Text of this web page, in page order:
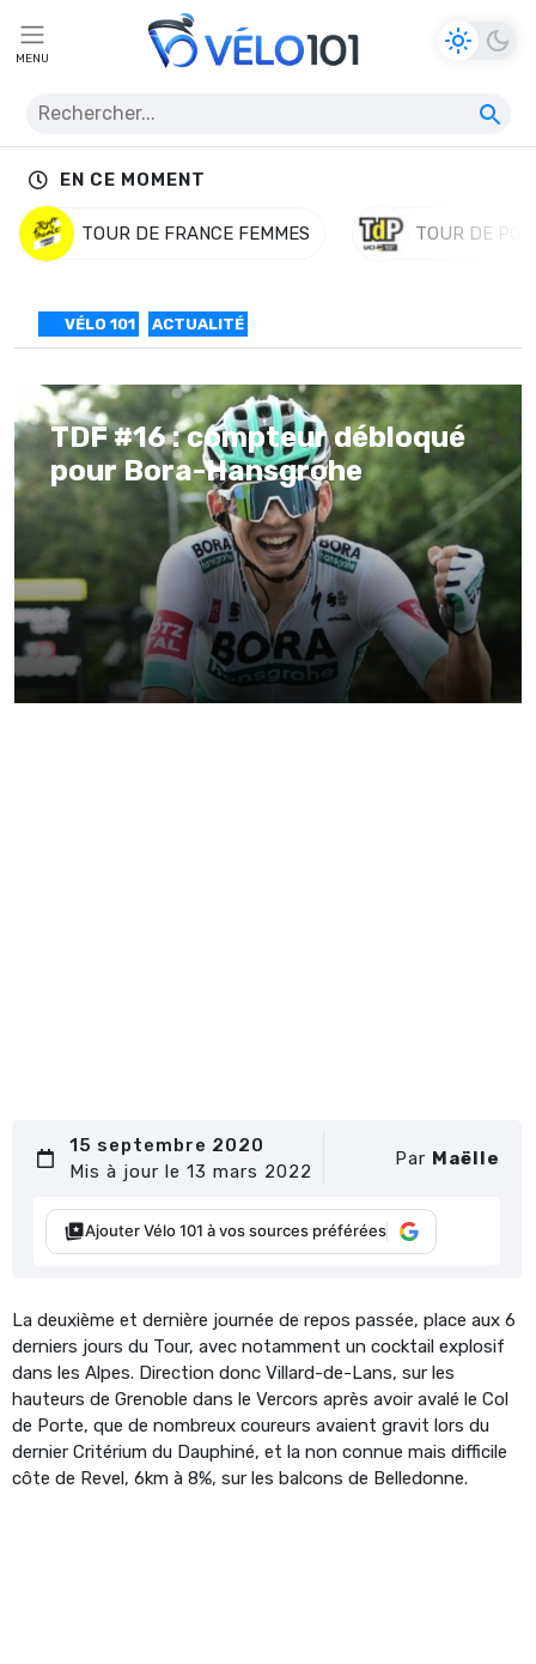
MENU
EN CE MOMENT
TOUR DE FRANCE FEMMES TOUR DE
VÉLO 101 ACTUALITÉ
TDF #16 : compteur débloqué
pour Bora-Hansgrohe
15 septembre 2020
Mis à jour le 13 mars 2022
Par Maëlle
Ajouter Vélo 101 à vos sources préférées
La deuxième et dernière journée de repos passée, place aux 6
derniers jours du Tour, avec notamment un cocktail explosif
dans les Alpes. Direction donc Villard-de-Lans, sur les
hauteurs de Grenoble dans le Vercors après avoir avalé le Col
de Porte, que de nombreux coureurs avaient gravit lors du
dernier Critérium du Dauphiné, et la non connue mais difficile
côte de Revel, 6km à 8%, sur les balcons de Belledonne.